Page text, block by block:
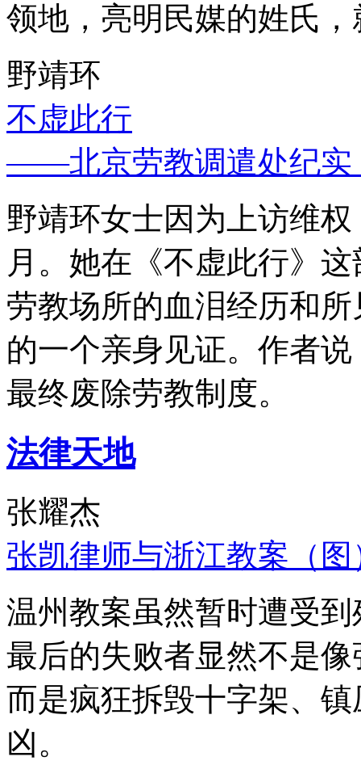
领地，亮明民媒的姓氏
野靖环
不虚此行
——北京劳教调遣处纪实
野靖环女士因为上访维
月。她在《不虚此行》
劳教场所的血泪经历和
的一个亲身见证。作者
最终废除劳教制度。
法律天地
张耀杰
张凯律师与浙江教案（图
温州教案虽然暂时遭受
最后的失败者显然不是
而是疯狂拆毁十字架、
凶。